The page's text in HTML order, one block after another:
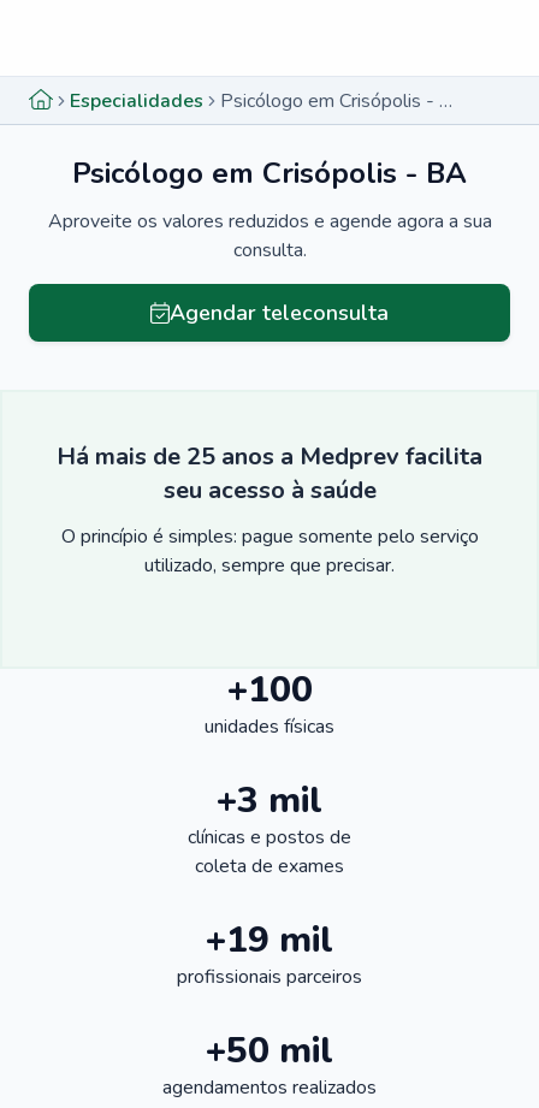
Especialidades Psicólogo em Crisópolis - BA
Psicólogo em Crisópolis - BA
Aproveite os valores reduzidos e agende agora a sua
consulta.
Agendar teleconsulta
Há mais de 25 anos a Medprev facilita
seu acesso à saúde
O princípio é simples: pague somente pelo serviço
utilizado, sempre que precisar.
+100
unidades físicas
+3 mil
clínicas e postos de
coleta de exames
+19 mil
profissionais parceiros
+50 mil
agendamentos realizados